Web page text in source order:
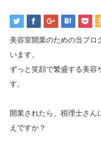
美容室開業のための当ブロ
います。
ずっと笑顔で繁盛する美容
す。
開業されたら、税理士さん
えですか？